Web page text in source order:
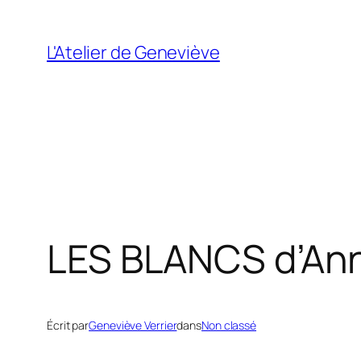
contenu
L'Atelier de Geneviève
LES BLANCS
Écrit parGeneviève VerrierdansNon classé